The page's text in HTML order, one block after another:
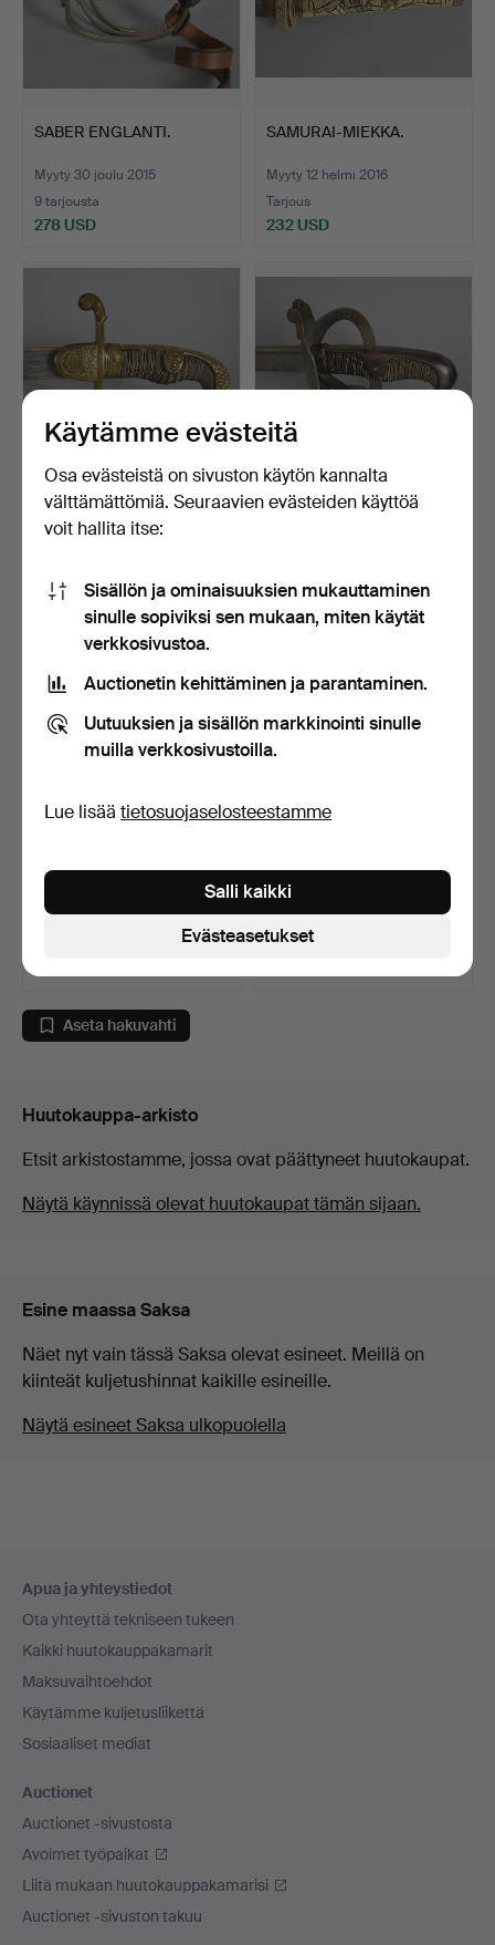
SABER ENGLANTI.
Myyty 30 joulu 2015
9 tarjousta
278 USD
SAMURAI-MIEKKA.
Myyty 12 helmi 2016
Tarjous
232 USD
UPSEERIN SAPI.
233 USD
SAPELI.
174 USD
TAPIO WIRKKALA.
Hackman Finland veitset.
Myyty 20 kesä 2015
FLINTLOCK RIFLE
Afganistan 1800-luku.
Myyty 6 loka 2016
2 tarjousta
Aseta hakuvahti
Huutokauppa-arkisto
Etsit arkistostamme, jossa ovat päättyneet huutokaupat.
Näytä käynnissä olevat huutokaupat tämän sijaan.
Esine maassa Saksa
Näet nyt vain tässä Saksa olevat esineet. Meillä on
kiinteät kuljetushinnat kaikille esineille.
Näytä esineet Saksa ulkopuolella
Apua ja yhteystiedot
Ota yhteyttä tekniseen tukeen
Kaikki huutokauppakamarit
Maksuvaihtoehdot
Käytämme kuljetusliikettä
Sosiaaliset mediat
Auctionet
Auctionet -sivustosta
Avoimet työpaikat
Liitä mukaan huutokauppakamarisi
Auctionet -sivuston takuu
Käytämme evästeitä
Osa evästeistä on sivuston käytön kannalta
välttämättömiä. Seuraavien evästeiden käyttöä
voit hallita itse:
Sisällön ja ominaisuuksien mukauttaminen
sinulle sopiviksi sen mukaan, miten käytät
verkkosivustoa.
Auctionetin kehittäminen ja parantaminen.
Uutuuksien ja sisällön markkinointi sinulle
muilla verkkosivustoilla.
Lue lisää tietosuojaselosteestamme
Evästeasetukset
Salli kaikki